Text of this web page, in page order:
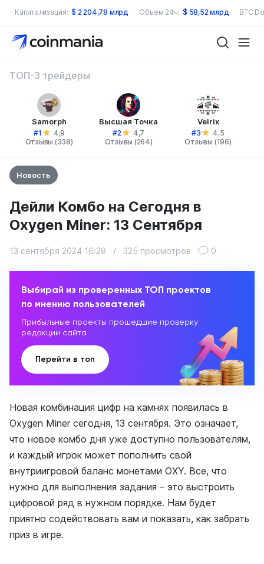
Капитализация: $ 2 204,78 млрд Объем 24ч: $ 58,52 млрд BTC
ТОП-3 трейдеры
Samorph
#1
4,9
Отзывы (338)
Высшая Точка
#2
4,7
Отзывы (264)
Velrix
#3
4,5
Отзывы (196)
Новость
Дейли Комбо на Сегодня в
Oxygen Miner: 13 Сентября
13 сентября 2024 16:29 / 325 просмотров 0
Выбирай из проверенных ТОП проектов
по мнению пользователей
Прибыльные проекты прошедшие проверку
редакции сайта
Перейти в топ
Новая комбинация цифр на камнях появилась в
Oxygen Miner сегодня, 13 сентября. Это означает,
что новое комбо дня уже доступно пользователям,
и каждый игрок может пополнить свой
внутриигровой баланс монетами OXY. Все, что
нужно для выполнения задания – это выстроить
цифровой ряд в нужном порядке. Нам будет
приятно содействовать вам и показать, как забрать
приз в игре.